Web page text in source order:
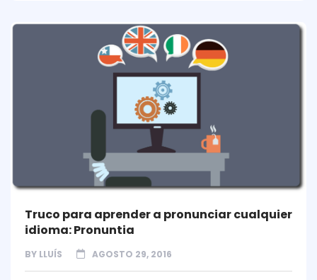
Truco para aprender a pronunciar cualquier
idioma: Pronuntia
BY LLUÍS AGOSTO 29, 2016